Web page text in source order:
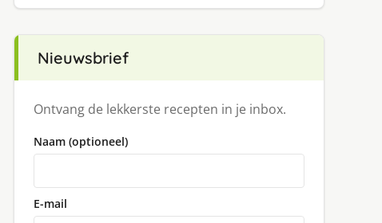
Nieuwsbrief
Ontvang de lekkerste recepten in je inbox.
Naam (optioneel)
E-mail